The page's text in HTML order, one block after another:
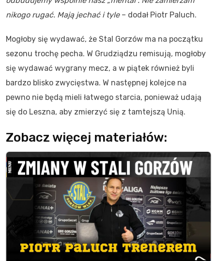
nikogo rugać. Mają jechać i tyle– dodał Piotr Paluch.
Mogłoby się wydawać, że Stal Gorzów ma na początku
sezonu trochę pecha. W Grudziądzu remisują, mogłoby
się wydawać wygrany mecz, a w piątek również byli
bardzo blisko zwycięstwa. W następnej kolejce na
pewno nie będą mieli łatwego starcia, ponieważ udają
się do Leszna, aby zmierzyć się z tamtejszą Unią.
Zobacz więcej materiałów: